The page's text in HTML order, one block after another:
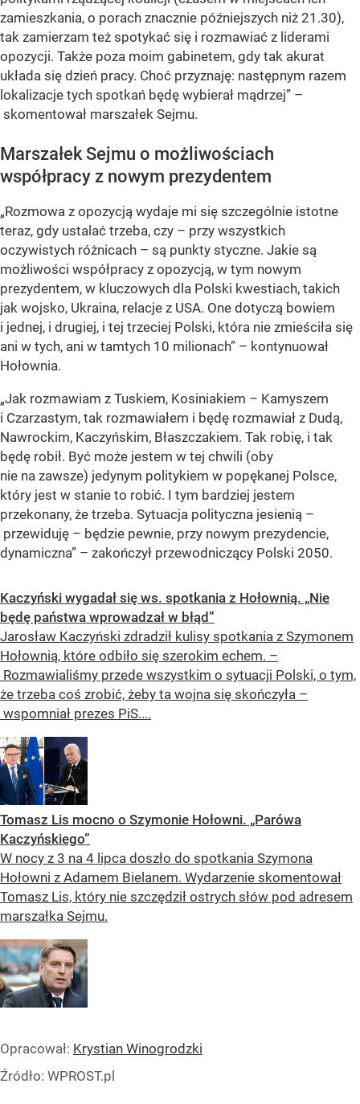
zamieszkania, o porach znacznie późniejszych niż 21.30),
tak zamierzam też spotykać się i rozmawiać z liderami
opozycji. Także poza moim gabinetem, gdy tak akurat
układa się dzień pracy. Choć przyznaję: następnym razem
lokalizacje tych spotkań będę wybierał mądrzej” –
skomentował marszałek Sejmu.
Marszałek Sejmu o możliwościach
współpracy z nowym prezydentem
„Rozmowa z opozycją wydaje mi się szczególnie istotne
teraz, gdy ustalać trzeba, czy – przy wszystkich
oczywistych różnicach – są punkty styczne. Jakie są
możliwości współpracy z opozycją, w tym nowym
prezydentem, w kluczowych dla Polski kwestiach, takich
jak wojsko, Ukraina, relacje z USA. One dotyczą bowiem
i jednej, i drugiej, i tej trzeciej Polski, która nie zmieściła się
ani w tych, ani w tamtych 10 milionach” – kontynuował
Hołownia.
„Jak rozmawiam z Tuskiem, Kosiniakiem – Kamyszem
i Czarzastym, tak rozmawiałem i będę rozmawiał z Dudą,
Nawrockim, Kaczyńskim, Błaszczakiem. Tak robię, i tak
będę robił. Być może jestem w tej chwili (oby
nie na zawsze) jedynym politykiem w popękanej Polsce,
który jest w stanie to robić. I tym bardziej jestem
przekonany, że trzeba. Sytuacja polityczna jesienią –
przewiduję – będzie pewnie, przy nowym prezydencie,
dynamiczna” – zakończył przewodniczący Polski 2050.
Kaczyński wygadał się ws. spotkania z Hołownią. „Nie
będę państwa wprowadzał w błąd”
Jarosław Kaczyński zdradził kulisy spotkania z Szymonem
Hołownią, które odbiło się szerokim echem. –
Rozmawialiśmy przede wszystkim o sytuacji Polski, o tym,
że trzeba coś zrobić, żeby ta wojna się skończyła –
wspomniał prezes PiS....
Tomasz Lis mocno o Szymonie Hołowni. „Parówa
Kaczyńskiego”
W nocy z 3 na 4 lipca doszło do spotkania Szymona
Hołowni z Adamem Bielanem. Wydarzenie skomentował
Tomasz Lis, który nie szczędził ostrych słów pod adresem
marszałka Sejmu.
Opracował: Krystian Winogrodzki
Źródło: WPROST.pl